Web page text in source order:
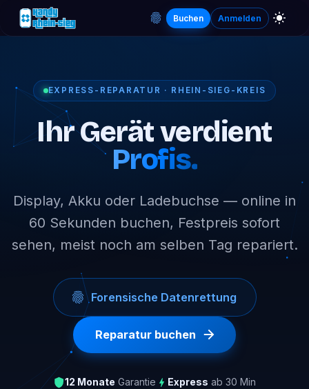
Buchen Anmelden
EXPRESS-REPARATUR · RHEIN-SIEG-KREIS
Ihr Gerät verdient
Profis.
Display, Akku oder Ladebuchse — online in
60 Sekunden buchen, Festpreis sofort
sehen, meist noch am selben Tag repariert.
Forensische Datenrettung
Reparatur buchen
12 Monate Garantie Express ab 30 Min